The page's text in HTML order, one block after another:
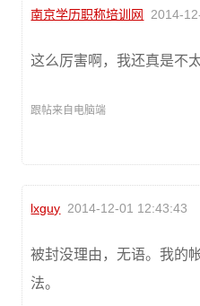
南京学历职称培训网 2014-
这么厉害啊，我还真是不
跟帖来自电脑端
lxguy 2014-12-01 12:43:43
被封没理由，无语。我的
法。